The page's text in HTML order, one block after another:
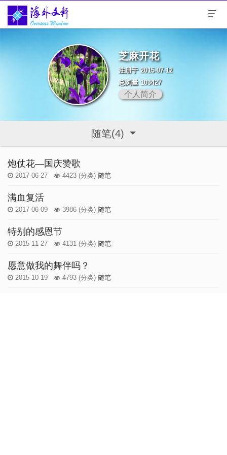
芝麻开花
注册于 2015-07-12
总浏量 103427
个人简介
随笔(4)
炮仗花—国庆赞歌
2017-06-27 4423 (分类) 随笔
满血复活
2017-06-09 3986 (分类) 随笔
特别的感恩节
2015-11-27 4131 (分类) 随笔
愿意做我的舞伴吗？
2015-10-19 4793 (分类) 随笔